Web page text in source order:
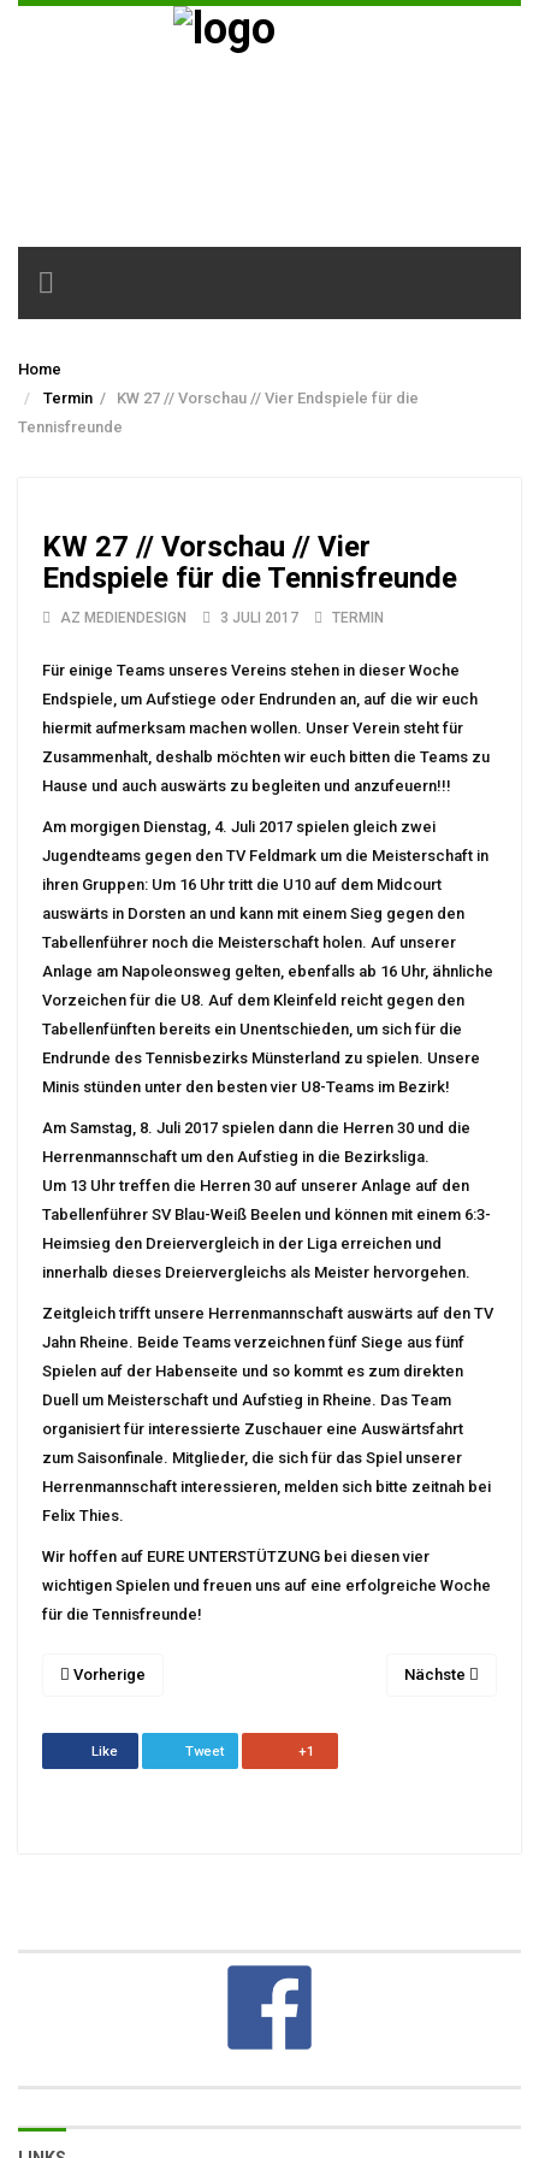
Toggle
navigation
Home
Termin /
KW 27 // Vorschau // Vier Endspiele für die
Tennisfreunde
KW 27 // Vorschau // Vier
Endspiele für die Tennisfreunde
AZ MEDIENDESIGN 3 JULI 2017 TERMIN
Für einige Teams unseres Vereins stehen in dieser Woche
Endspiele, um Aufstiege oder Endrunden an, auf die wir euch
hiermit aufmerksam machen wollen. Unser Verein steht für
Zusammenhalt, deshalb möchten wir euch bitten die Teams zu
Hause und auch auswärts zu begleiten und anzufeuern!!!
Am morgigen Dienstag, 4. Juli 2017 spielen gleich zwei
Jugendteams gegen den TV Feldmark um die Meisterschaft in
ihren Gruppen: Um 16 Uhr tritt die U10 auf dem Midcourt
auswärts in Dorsten an und kann mit einem Sieg gegen den
Tabellenführer noch die Meisterschaft holen. Auf unserer
Anlage am Napoleonsweg gelten, ebenfalls ab 16 Uhr, ähnliche
Vorzeichen für die U8. Auf dem Kleinfeld reicht gegen den
Tabellenfünften bereits ein Unentschieden, um sich für die
Endrunde des Tennisbezirks Münsterland zu spielen. Unsere
Minis stünden unter den besten vier U8-Teams im Bezirk!
Am Samstag, 8. Juli 2017 spielen dann die Herren 30 und die
Herrenmannschaft um den Aufstieg in die Bezirksliga.
Um 13 Uhr treffen die Herren 30 auf unserer Anlage auf den
Tabellenführer SV Blau-Weiß Beelen und können mit einem 6:3-
Heimsieg den Dreiervergleich in der Liga erreichen und
innerhalb dieses Dreiervergleichs als Meister hervorgehen.
Zeitgleich trifft unsere Herrenmannschaft auswärts auf den TV
Jahn Rheine. Beide Teams verzeichnen fünf Siege aus fünf
Spielen auf der Habenseite und so kommt es zum direkten
Duell um Meisterschaft und Aufstieg in Rheine. Das Team
organisiert für interessierte Zuschauer eine Auswärtsfahrt
zum Saisonfinale. Mitglieder, die sich für das Spiel unserer
Herrenmannschaft interessieren, melden sich bitte zeitnah bei
Felix Thies.
Wir hoffen auf EURE UNTERSTÜTZUNG bei diesen vier
wichtigen Spielen und freuen uns auf eine erfolgreiche Woche
für die Tennisfreunde!
Vorherige Nächste
Like Tweet +1